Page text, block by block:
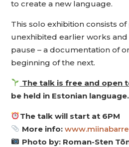
to create a new language.
This solo exhibition consists
unexhibited earlier works
pause – a documentation of
beginning of the next.
The talk is free and open
be held in Estonian language.
The talk will start at 6PM
More info:
Photo by: Roman-Sten